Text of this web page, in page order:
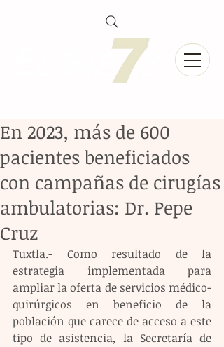
En 2023, más de 600
pacientes beneficiados
con campañas de cirugías
ambulatorias: Dr. Pepe
Cruz
Tuxtla.- Como resultado de la
estrategia implementada para
ampliar la oferta de servicios médico-
quirúrgicos en beneficio de la
población que carece de acceso a este
tipo de asistencia, la Secretaría de